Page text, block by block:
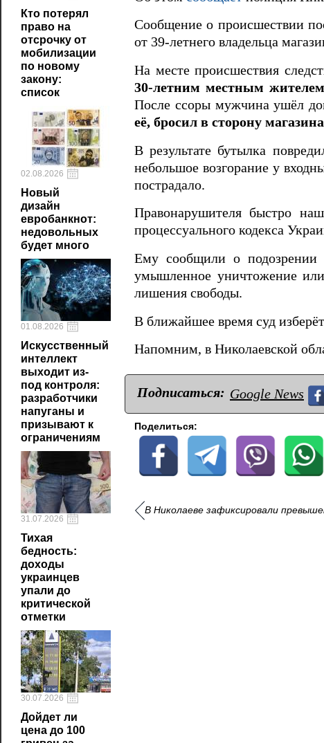
Кто потерял
право на
отсрочку от
мобилизации
по новому
закону:
список
02.08.2026
Новый
дизайн
евробанкнот:
недовольных
будет много
01.08.2026
Искусственный
интеллект
выходит из-
под контроля:
разработчики
напуганы и
призывают к
ограничениям
31.07.2026
Тихая
бедность:
доходы
украинцев
упали до
критической
отметки
30.07.2026
Дойдет ли
цена до 100
Сообщение о происшествии
от 39-летнего владельца
На месте происшествия
30-летним местным жителем
После ссоры мужчина ушёл
её, бросил в сторону
В результате бутылка
небольшое возгорание у
пострадало.
Правонарушителя быстро
процессуального кодекса
Ему сообщили о
умышленное уничтожение
лишения свободы.
В ближайшее время суд
Напомним, в Николаевской
Подписаться: Google News
Поделиться:
В Николаеве зафиксировали